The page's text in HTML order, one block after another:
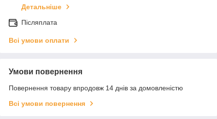
Детальніше
Післяплата
Всі умови оплати
Умови повернення
Повернення товару впродовж 14 днів за домовленістю
Всі умови повернення